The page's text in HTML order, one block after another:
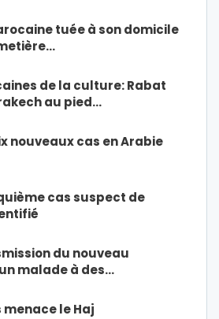
tuée à son domicile
de la culture: Rabat
au pied…
nouveaux cas en Arabie
cas suspect de
du nouveau
malade à des…
menace le Haj